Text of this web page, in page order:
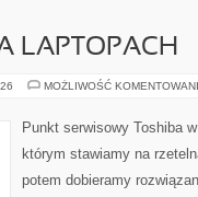
LAPTOPACH
MOŻLIWOŚĆ
Punkt serwisowy Toshiba
którym stawiamy na
potem dobieramy